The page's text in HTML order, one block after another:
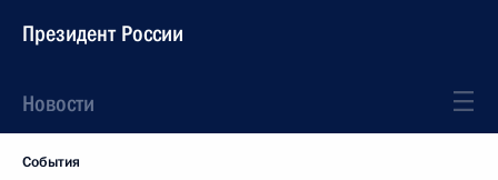
Президент России
Новости
События